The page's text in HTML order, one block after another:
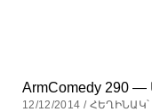
ArmComedy 290
12/12/2014 / ՀԵՂԻՆԱԿ՝